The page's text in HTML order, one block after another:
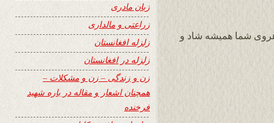
شما همیشه شاد و
زبان مادری
زراعتی و مالداری
زلزله افغانستان
زلزله در افغانستان
زن و زندگی – زن و مشکلات –
همچنان اشعار و مقاله در باره شهید
فرخنده